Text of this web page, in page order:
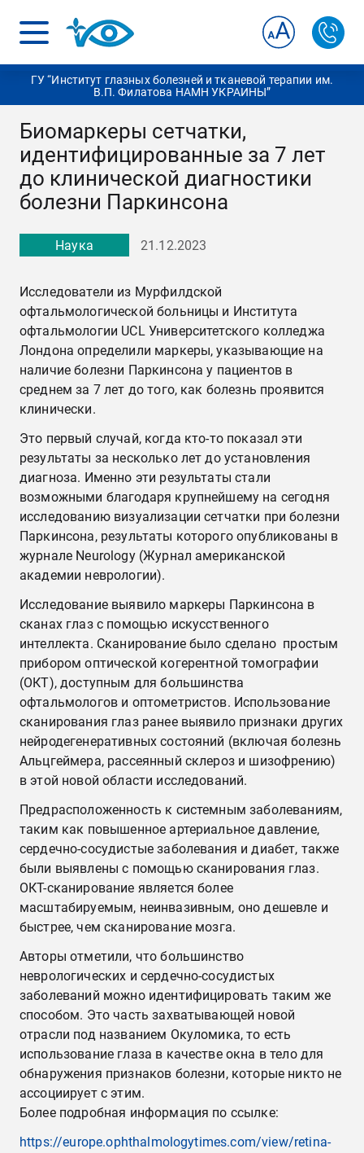
ГУ “Институт глазных болезней и тканевой терапии им.
В.П. Филатова НАМН УКРАИНЫ”
Биомаркеры сетчатки,
идентифицированные за 7 лет
до клинической диагностики
болезни Паркинсона
Наука 21.12.2023
Исследователи из Мурфилдской
офтальмологической больницы и Института
офтальмологии UCL Университетского колледжа
Лондона определили маркеры, указывающие на
наличие болезни Паркинсона у пациентов в
среднем за 7 лет до того, как болезнь проявится
клинически.
Это первый случай, когда кто-то показал эти
результаты за несколько лет до установления
диагноза. Именно эти результаты стали
возможными благодаря крупнейшему на сегодня
исследованию визуализации сетчатки при болезни
Паркинсона, результаты которого опубликованы в
журнале Neurology (Журнал американской
академии неврологии).
Исследование выявило маркеры Паркинсона в
сканах глаз с помощью искусственного
интеллекта. Сканирование было сделано простым
прибором оптической когерентной томографии
(ОКТ), доступным для большинства
офтальмологов и оптометристов. Использование
сканирования глаз ранее выявило признаки других
нейродегенеративных состояний (включая болезнь
Альцгеймера, рассеянный склероз и шизофрению)
в этой новой области исследований.
Предрасположенность к системным заболеваниям,
таким как повышенное артериальное давление,
сердечно-сосудистые заболевания и диабет, также
были выявлены с помощью сканирования глаз.
ОКТ-сканирование является более
масштабируемым, неинвазивным, оно дешевле и
быстрее, чем сканирование мозга.
Авторы отметили, что большинство
неврологических и сердечно-сосудистых
заболеваний можно идентифицировать таким же
способом. Это часть захватывающей новой
отрасли под названием Окуломика, то есть
использование глаза в качестве окна в тело для
обнаружения признаков болезни, которые никто не
ассоциирует с этим.
Более подробная информация по ссылке:
https://europe.ophthalmologytimes.com/view/retina-